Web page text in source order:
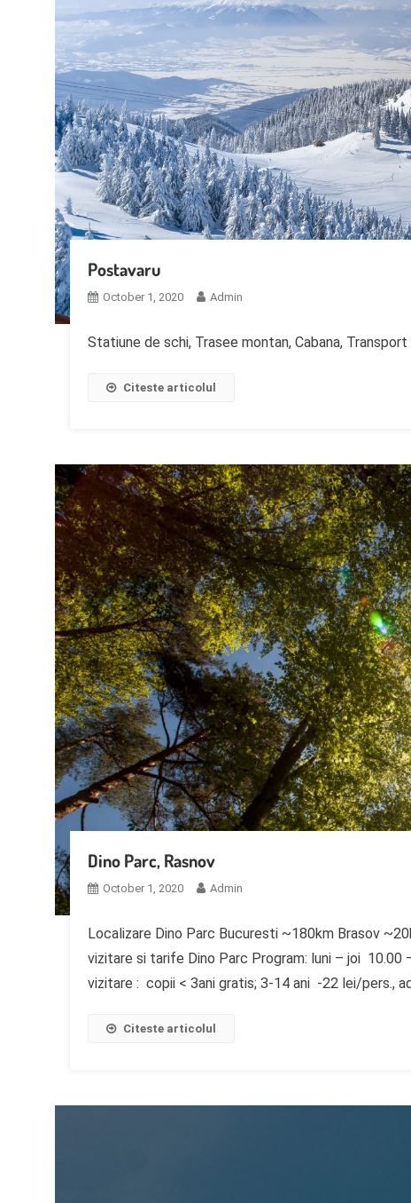
Postavaru
October 1, 2020 Admin
Statiune de schi, Trasee montan, Cabana,
Citeste articolul
Dino Parc, Rasnov
October 1, 2020 Admin
Localizare Dino Parc Bucuresti ~180km Brasov
vizitare si tarife Dino Parc Program: luni – joi 10.00
vizitare : copii < 3ani gratis; 3-14 ani -22 lei/pers.,
Citeste articolul